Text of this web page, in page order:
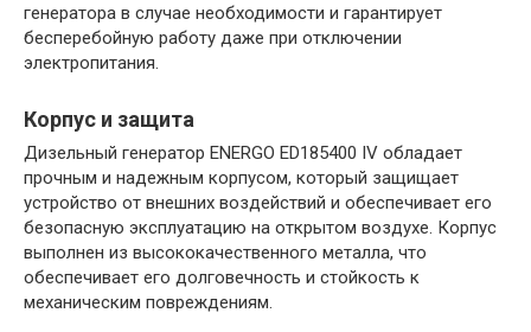
генератора в случае необходимости и гарантирует
бесперебойную работу даже при отключении
электропитания.
Корпус и защита
Дизельный генератор ENERGO ED185400 IV обладает
прочным и надежным корпусом, который защищает
устройство от внешних воздействий и обеспечивает его
безопасную эксплуатацию на открытом воздухе. Корпус
выполнен из высококачественного металла, что
обеспечивает его долговечность и стойкость к
механическим повреждениям.